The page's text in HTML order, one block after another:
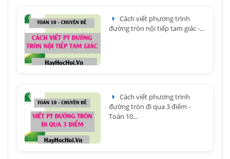
Cách viết phương trình
đường tròn nội tiếp tam giác -...
Cách viết phương trình
đường tròn đi qua 3 điểm -
Toán 10...